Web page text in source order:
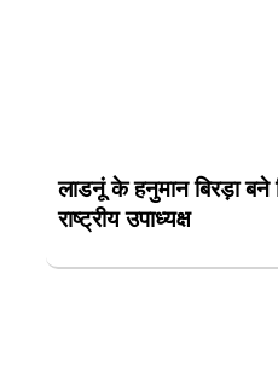
लाडनूं के हनुमान बिरड़ा बने
राष्ट्रीय उपाध्यक्ष